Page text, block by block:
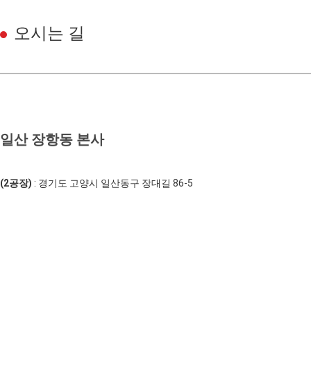
오시는 길
일산 장항동 본사
(2공장) : 경기도 고양시 일산동구 장대길 86-5